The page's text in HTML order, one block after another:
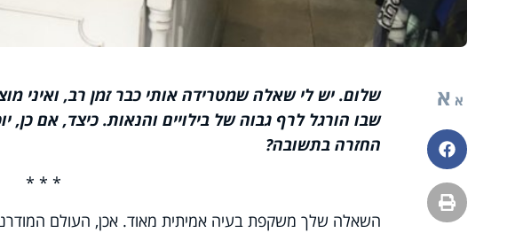
א א
פייסבוק
הדפסה
שלום. יש לי שאלה שמטרידה אותי כבר זמן רב, ואיני
שבו הורגל לרף גבוה של בילויים והנאות. כיצד, אם
החזרה בתשובה?
* * *
השאלה שלך משקפת בעיה אמיתית מאוד. אכן, העולם